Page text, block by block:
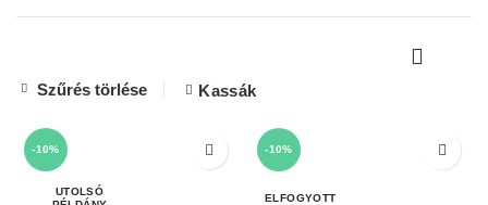
Szűrés törlése Kassák
-10% -10%
ELFOGYOTT